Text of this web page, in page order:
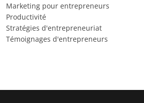
Marketing pour entrepreneurs
Productivité
Stratégies d'entrepreneuriat
Témoignages d'entrepreneurs